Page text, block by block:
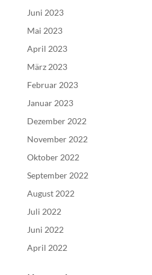
Juni 2023
Mai 2023
April 2023
März 2023
Februar 2023
Januar 2023
Dezember 2022
November 2022
Oktober 2022
September 2022
August 2022
Juli 2022
Juni 2022
April 2022